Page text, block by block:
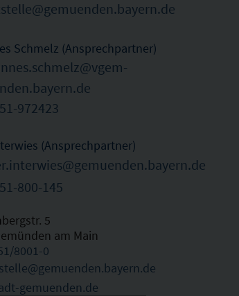
Schmelz (Ansprechpartner)
972423
(Ansprechpartner)
800-145
5
am Main
8001-0
gemuenden.de